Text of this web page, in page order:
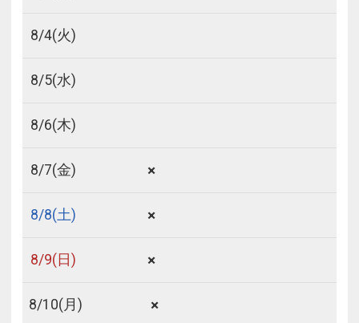
8/4(火)
8/5(水)
8/6(木)
8/7(金) ×
8/8(土) ×
8/9(日) ×
8/10(月) ×